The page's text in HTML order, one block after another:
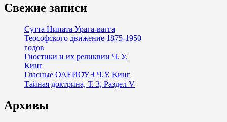
Свежие записи
Сутта Нипата Урага-вагга
Теософского движение 1875-1950
годов
Гностики и их реликвии Ч. У.
Кинг
Гласные ОАЕИО̄УЭ Ч.У. Кинг
Тайная доктрина, Т. 3, Раздел V
Архивы